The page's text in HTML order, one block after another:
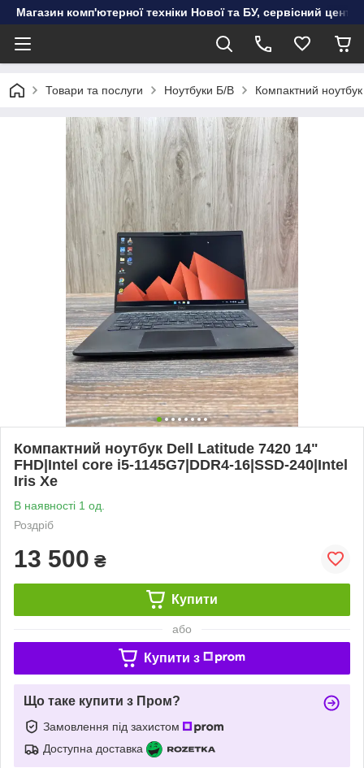
Магазин комп'ютерної техніки Нової та БУ, сервісний центр
Товари та послуги Ноутбуки Б/В Компактний
Компактний ноутбук Dell Latitude 7420 14"
FHD|Intel core i5-1145G7|DDR4-16|SSD-240|Intel
Iris Xe
В наявності 1 од.
Роздріб
13 500 ₴
Купити
або
Купити з
Що таке купити з Пром?
Замовлення під захистом
Доступна доставка